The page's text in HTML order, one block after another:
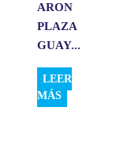
ARON
PLAZA
GUAY...
LEER
MÁS